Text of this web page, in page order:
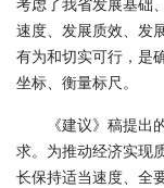
速度、发展质效、发
有为和切实可行，是
坐标、衡量标尺。
《建议》稿提出
求。为推动经济实现
长保持适当速度、全